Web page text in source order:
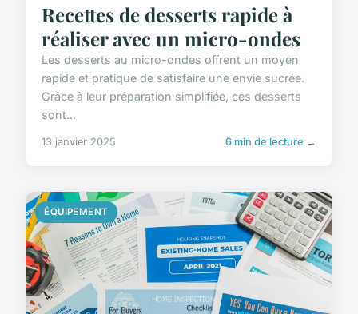
Recettes de desserts rapide à
réaliser avec un micro-ondes
Les desserts au micro-ondes offrent un moyen
rapide et pratique de satisfaire une envie sucrée.
Grâce à leur préparation simplifiée, ces desserts
sont...
13 janvier 2025 6 min de lecture →
ÉQUIPEMENT